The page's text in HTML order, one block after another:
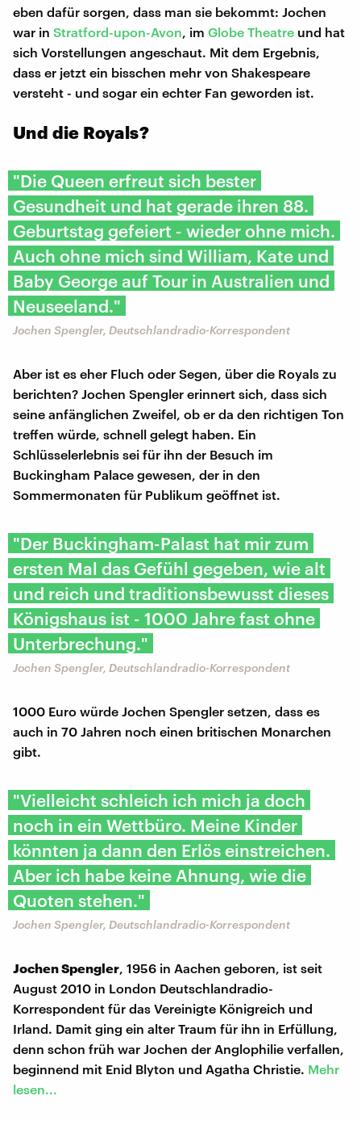
eben dafür sorgen, dass man sie bekommt: Jochen
war in Stratford-upon-Avon , im Globe Theatre und hat
sich Vorstellungen angeschaut. Mit dem Ergebnis,
dass er jetzt ein bisschen mehr von Shakespeare
versteht - und sogar ein echter Fan geworden ist.
Und die Royals?
"Die Queen erfreut sich bester
Gesundheit und hat gerade ihren 88.
Geburtstag gefeiert - wieder ohne mich.
Auch ohne mich sind William, Kate und
Baby George auf Tour in Australien und
Neuseeland."
Jochen Spengler, Deutschlandradio-Korrespondent
Aber ist es eher Fluch oder Segen, über die Royals zu
berichten? Jochen Spengler erinnert sich, dass sich
seine anfänglichen Zweifel, ob er da den richtigen Ton
treffen würde, schnell gelegt haben. Ein
Schlüsselerlebnis sei für ihn der Besuch im
Buckingham Palace gewesen, der in den
Sommermonaten für Publikum geöffnet ist.
"Der Buckingham-Palast hat mir zum
ersten Mal das Gefühl gegeben, wie alt
und reich und traditionsbewusst dieses
Königshaus ist - 1000 Jahre fast ohne
Unterbrechung."
Jochen Spengler, Deutschlandradio-Korrespondent
1000 Euro würde Jochen Spengler setzen, dass es
auch in 70 Jahren noch einen britischen Monarchen
gibt.
"Vielleicht schleich ich mich ja doch
noch in ein Wettbüro. Meine Kinder
könnten ja dann den Erlös einstreichen.
Aber ich habe keine Ahnung, wie die
Quoten stehen."
Jochen Spengler, Deutschlandradio-Korrespondent
Jochen Spengler , 1956 in Aachen geboren, ist seit
August 2010 in London Deutschlandradio-
Korrespondent für das Vereinigte Königreich und
Irland. Damit ging ein alter Traum für ihn in Erfüllung,
denn schon früh war Jochen der Anglophilie verfallen,
beginnend mit Enid Blyton und Agatha Christie. Mehr
lesen...